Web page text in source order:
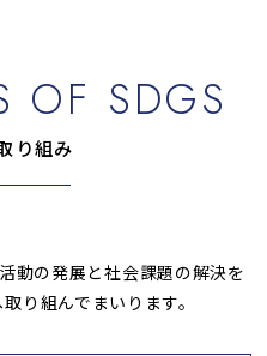
OF SDGS
り組み
動の発展と社会課題の解決を
り組んでまいります。